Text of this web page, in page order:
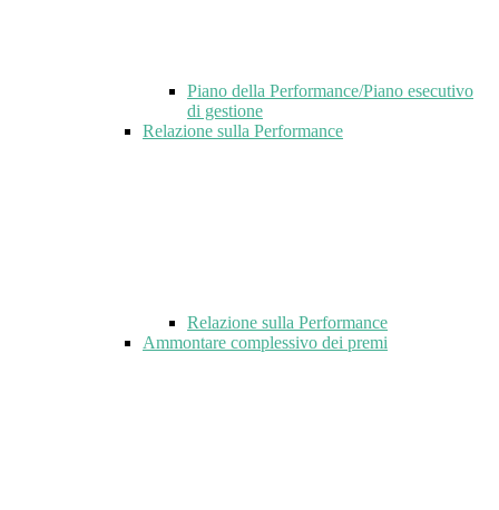
Piano della Performance/Piano esecutivo
di gestione
Relazione sulla Performance
Relazione sulla Performance
Ammontare complessivo dei premi